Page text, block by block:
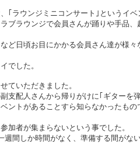
｢ラウンジミニコンサート｣というイ
ブラウンジで会員さんが踊りや手品
ど日頃お目にかかる会員さん達が様
でした。
ていただきました。
支配人さんから帰りがけに｢ギターを
ントがあることすら知らなかったも
加者が集まらないという事でした。
週間しか時間がなく、準備する間がな